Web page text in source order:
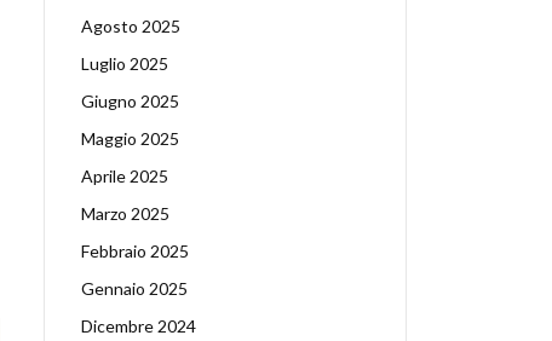
Agosto 2025
Luglio 2025
Giugno 2025
Maggio 2025
Aprile 2025
Marzo 2025
Febbraio 2025
Gennaio 2025
Dicembre 2024